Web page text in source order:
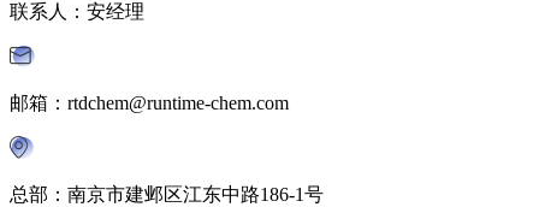
联系人：安经理
邮箱：rtdchem@runtime-chem.com
总部：南京市建邺区江东中路186-1号